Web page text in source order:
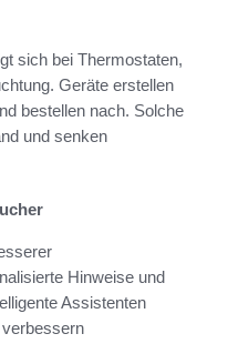
sich bei Thermostaten,
Geräte erstellen
bestellen nach. Solche
und senken
Hinweise und
Assistenten